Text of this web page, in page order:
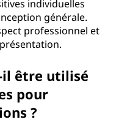
individuelles
générale.
professionnel et
il être utilisé
pour
?